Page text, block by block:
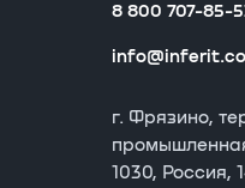
8 800 707-85-
г. Фрязино,
1030, Россия,